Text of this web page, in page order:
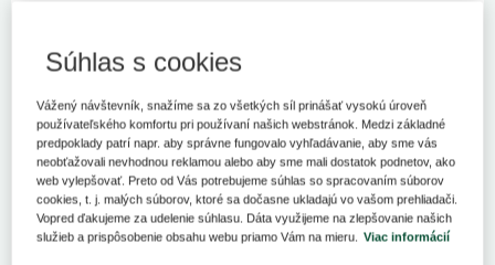
divadle v Levoči na 27. ročníku Levočského lekárskeho dňa.
Levoča 8. decembra (TASR) - Zároveň sa zúčastnili IX. Odbornej
konferencie sestier a medicínsko-technických pracovníkov pri
príležitosti 117. výročia vzniku nemocnice, ktoré organizovala
Všeobecná nemocnica s poliklinikou Levoča. "Počas odborných
seminárov si lekárski odborníci vymenili skúsenosti a nové
poznatky z rôznych odborov, sestry a medicínsko-technickí
pracovníci z oblasti ošetrovateľskej starostlivosti, rôznych
spoločných liečebných a vyšetrovacích zložiek," uviedla
Súhlas s cookies
Vážený návštevník, snažíme sa zo všetkých síl prinášať vysokú úroveň
používateľského komfortu pri používaní našich webstránok. Medzi základné
predpoklady patrí napr. aby správne fungovalo vyhľadávanie, aby sme vás
neobťažovali nevhodnou reklamou alebo aby sme mali dostatok podnetov, ako
web vylepšovať. Preto od Vás potrebujeme súhlas so spracovaním súborov
cookies, t. j. malých súborov, ktoré sa dočasne ukladajú vo vašom prehliadači.
Vopred ďakujeme za udelenie súhlasu. Dáta využijeme na zlepšovanie našich
služieb a prispôsobenie obsahu webu priamo Vám na mieru. Viac informácií